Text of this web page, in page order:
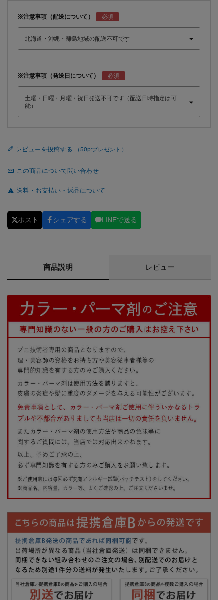
※注意事項（配送について）
※注意事項（発送日について）
レビューを投稿する
この商品について問い合わせ
送料・お支払い・返品について
ポスト シェアする LINEで送る
商品説明 レビュー